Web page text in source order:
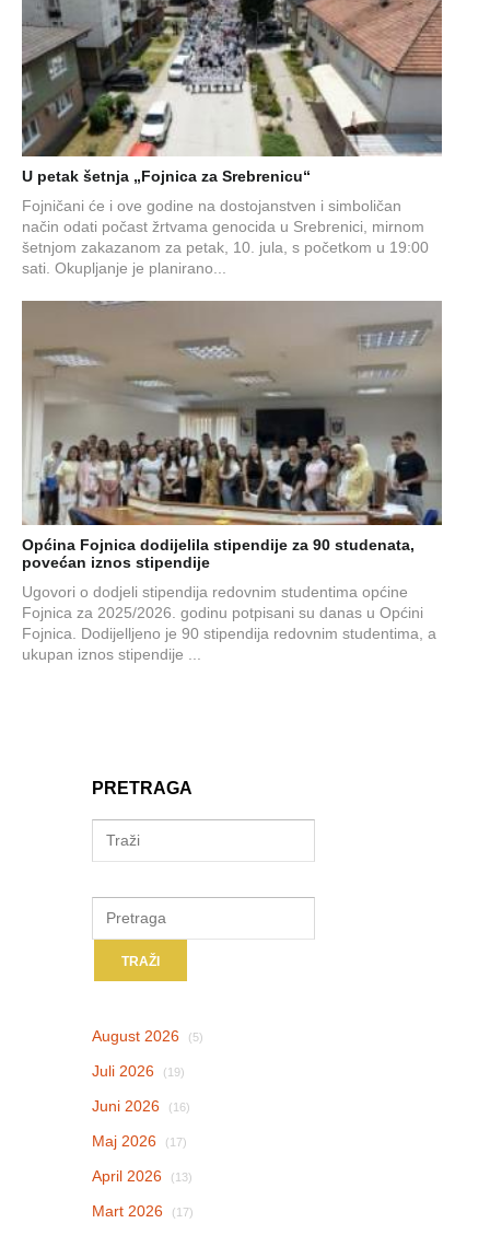
U petak šetnja „Fojnica za Srebrenicu“
Fojničani će i ove godine na dostojanstven i simboličan
način odati počast žrtvama genocida u Srebrenici, mirnom
šetnjom zakazanom za petak, 10. jula, s početkom u 19:00
sati. Okupljanje je planirano...
Općina Fojnica dodijelila stipendije za 90 studenata,
povećan iznos stipendije
Ugovori o dodjeli stipendija redovnim studentima općine
Fojnica za 2025/2026. godinu potpisani su danas u Općini
Fojnica. Dodijelljeno je 90 stipendija redovnim studentima, a
ukupan iznos stipendije ...
PRETRAGA
August 2026 (5)
Juli 2026 (19)
Juni 2026 (16)
Maj 2026 (17)
April 2026 (13)
Mart 2026 (17)